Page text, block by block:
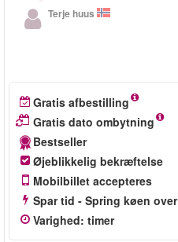
Terje huus
Gratis afbestilling
Gratis dato ombytning
Bestseller
Øjeblikkelig bekræftelse
Mobilbillet accepteres
Spar tid - Spring køen over
Varighed: timer